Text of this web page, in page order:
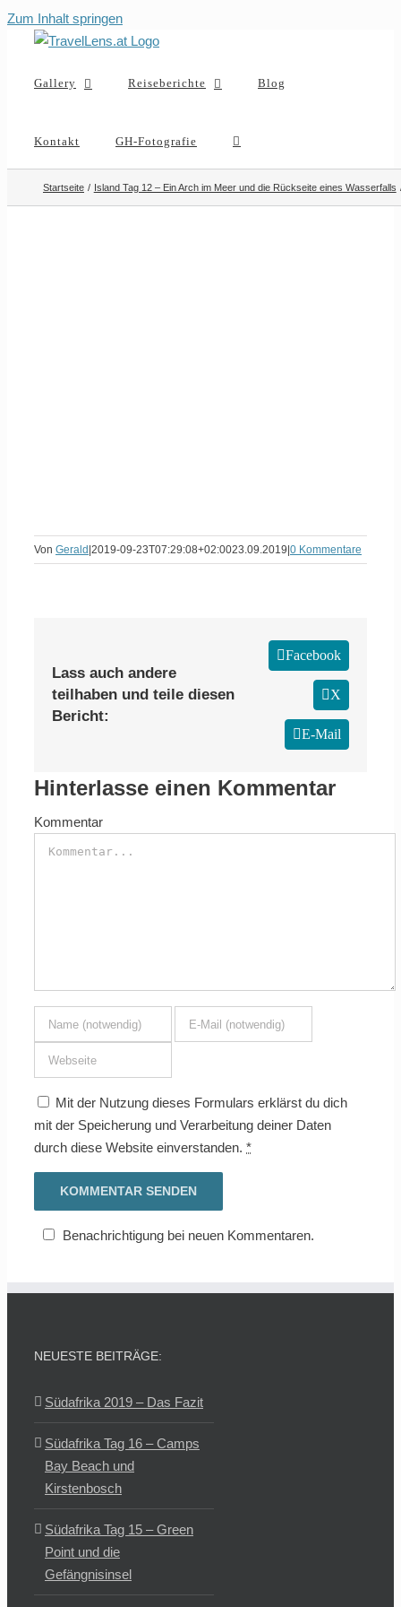
Zum Inhalt springen
Gallery Reiseberichte Blog
Kontakt GH-Fotografie
Startseite Island Tag 12 – Ein Arch im Meer und die Rückseite eines Wasserfalls
Von Gerald 2019-09-23T07:29:08+02:0023.09.2019 0 Kommentare
Lass auch andere
teilhaben und teile diesen
Bericht:
Facebook
X
E-Mail
Hinterlasse einen Kommentar
Kommentar
Mit der Nutzung dieses Formulars erklärst du dich
mit der Speicherung und Verarbeitung deiner Daten
durch diese Website einverstanden. *
Benachrichtigung bei neuen Kommentaren.
NEUESTE BEITRÄGE:
Südafrika 2019 – Das Fazit
Südafrika Tag 16 – Camps
Bay Beach und
Kirstenbosch
Südafrika Tag 15 – Green
Point und die
Gefängnisinsel